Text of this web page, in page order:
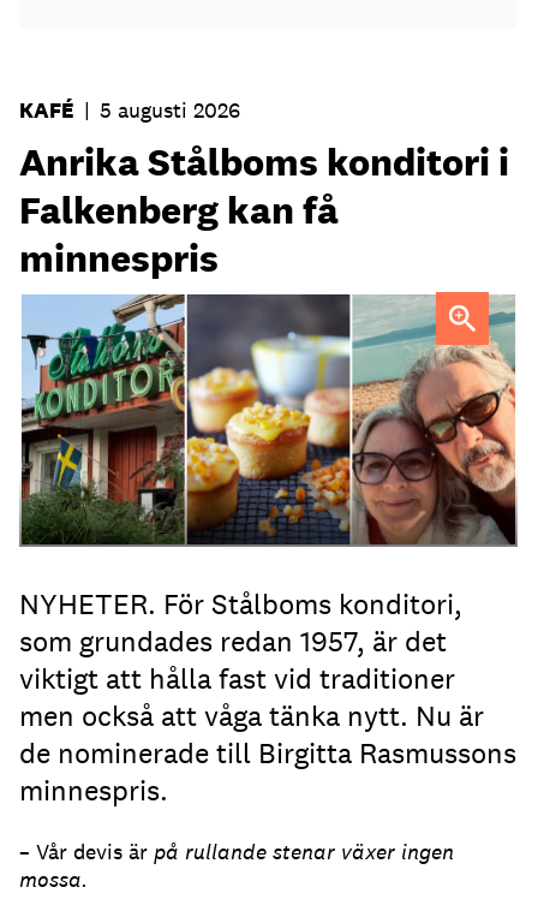
KAFÉ | 5 augusti 2026
Anrika Stålboms konditori i
Falkenberg kan få
minnespris
Heléne och Micael Stålbom
NYHETER. För Stålboms konditori,
som grundades redan 1957, är det
viktigt att hålla fast vid traditioner
men också att våga tänka nytt. Nu är
de nominerade till Birgitta Rasmussons
minnespris.
– Vår devis är på rullande stenar växer ingen
mossa.